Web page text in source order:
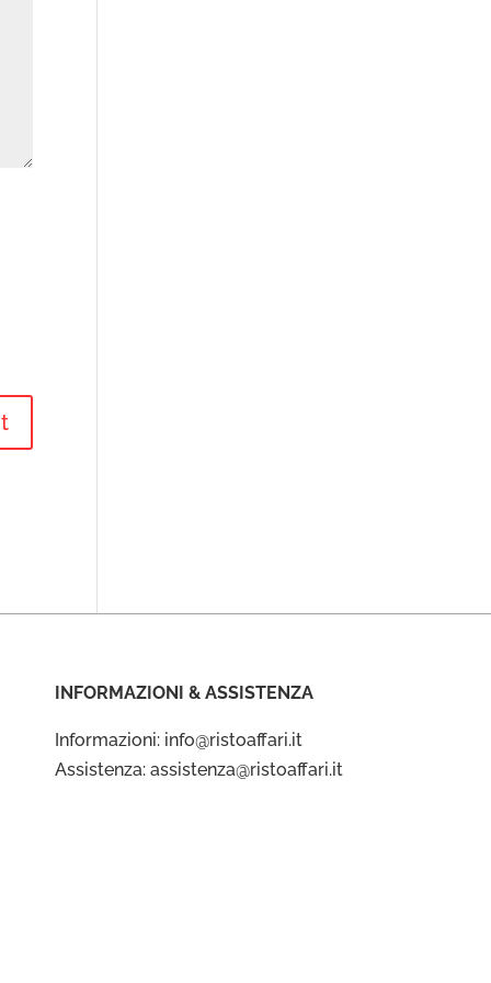
INFORMAZIONI & ASSISTENZA
Informazioni: info@ristoaffari.it
Assistenza: assistenza@ristoaffari.it